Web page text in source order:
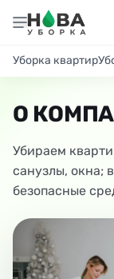
Уборка квартир
О
Убираем
санузлы, окна;
безопасные